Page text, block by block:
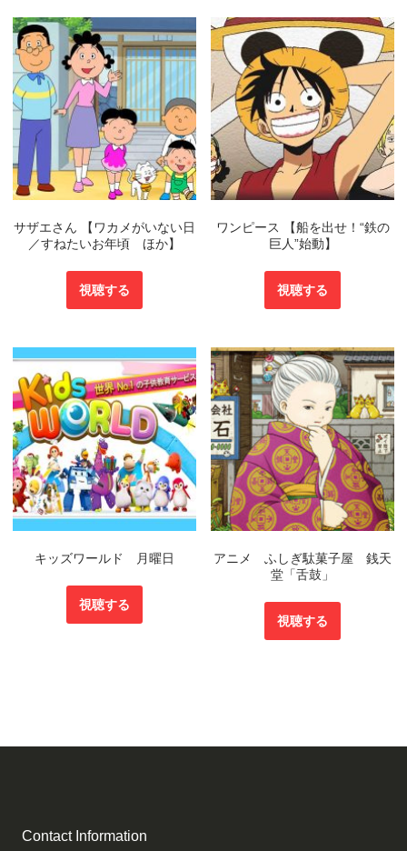
サザエさん 【ワカメがいない日
／すねたいお年頃 ほか】
視聴する
ワンピース 【船を出せ！“鉄の
巨人”始動】
視聴する
キッズワールド 月曜日
視聴する
アニメ ふしぎ駄菓子屋 銭天
堂「舌鼓」
視聴する
Contact Information